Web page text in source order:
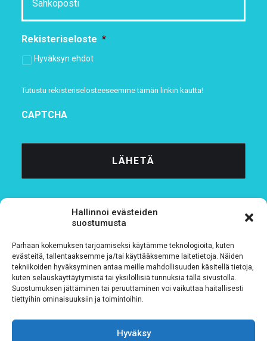
Hallinnoi evästeiden
suostumusta
Parhaan kokemuksen tarjoamiseksi käytämme teknologioita, kuten
evästeitä, tallentaaksemme ja/tai käyttääksemme laitetietoja. Näiden
tekniikoiden hyväksyminen antaa meille mahdollisuuden käsitellä tietoja,
kuten selauskäyttäytymistä tai yksilöllisiä tunnuksia tällä sivustolla.
Suostumuksen jättäminen tai peruuttaminen voi vaikuttaa haitallisesti
tiettyihin ominaisuuksiin ja toimintoihin.
Hyväksy
Rekisteriseloste *
Hyväksyn ehdot
Tutustu rekisteriselosteeseemmetämän linkin kautta!
CAPTCHA
Tietosuojaseloste
Verkkolaskutustiedot